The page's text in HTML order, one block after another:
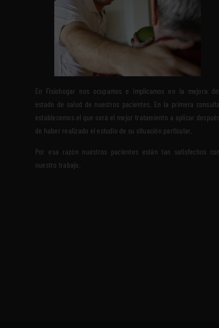
En Fisiohogar nos ocupamos e implicamos en la mejora del
estado de salud de nuestros pacientes. En la primera consulta
establecemos el que será el mejor tratamiento a aplicar después
de haber realizado el estudio de su situación particular.
Por esa razón nuestros pacientes están tan satisfechos con
nuestro trabajo.